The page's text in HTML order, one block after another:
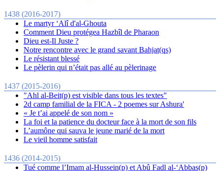
1438 (2016-2017)
Le martyr ‘Alî d'al-Ghouta
Comment Dieu protégea Hazbîl de Pharaon
Dieu est-Il Juste ?
Notre rencontre avec le grand savant Bahjat(qs)
Le résistant blessé
Le pèlerin qui n’était pas allé au pèlerinage
1437 (2015-2016)
"Ahl al-Beit(p) est visible dans tous les textes"
2d camp familial de la FICA - 2 poemes sur Ashura'
« Je t’ai appelé de son nom »
La foi et la patience du docteur face à la mort de son fils
L’aumône qui sauva le jeune marié de la mort
Le vieil homme satisfait
1436 (2014-2015)
Tué comme l’Imam al-Hussein(p) et Abû Fadl al-‘Abbas(p)